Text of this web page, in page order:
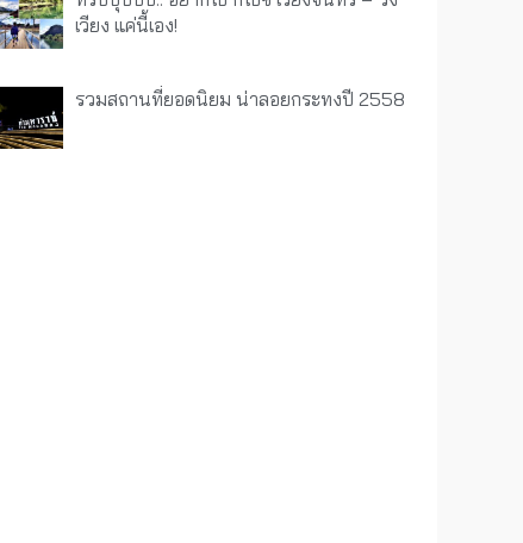
เวียง แค่นี้เอง!
รวมสถานที่ยอดนิยม น่าลอยกระทงปี 2558